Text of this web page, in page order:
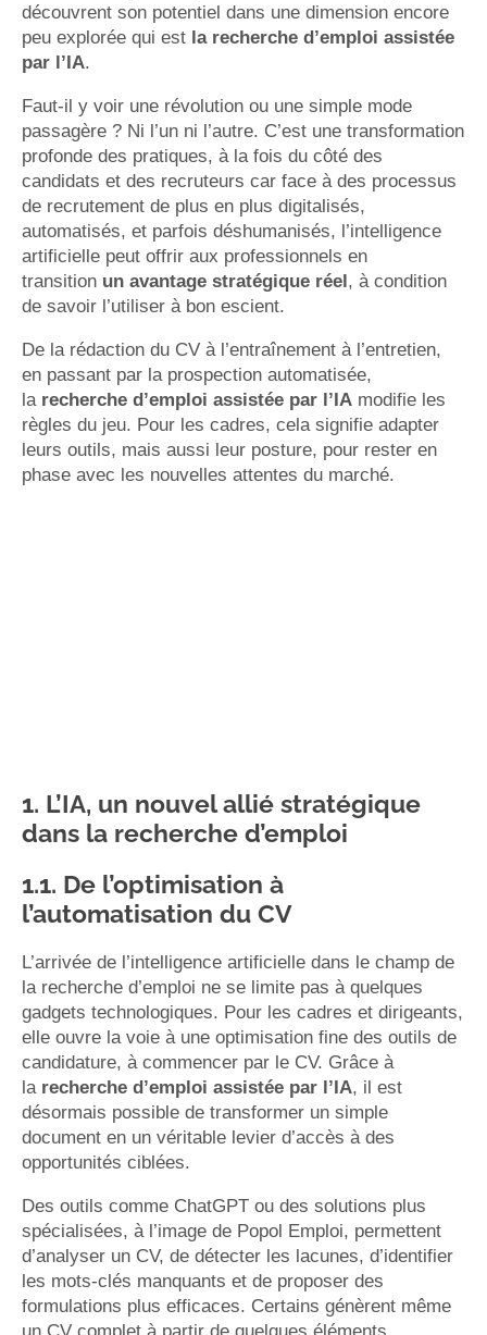
découvrent son potentiel dans une dimension encore
peu explorée qui est la recherche d’emploi assistée
par l’IA.
Faut-il y voir une révolution ou une simple mode
passagère ? Ni l’un ni l’autre. C’est une transformation
profonde des pratiques, à la fois du côté des
candidats et des recruteurs car face à des processus
de recrutement de plus en plus digitalisés,
automatisés, et parfois déshumanisés, l’intelligence
artificielle peut offrir aux professionnels en
transition un avantage stratégique réel, à condition
de savoir l’utiliser à bon escient.
De la rédaction du CV à l’entraînement à l’entretien,
en passant par la prospection automatisée,
la recherche d’emploi assistée par l’IA modifie les
règles du jeu. Pour les cadres, cela signifie adapter
leurs outils, mais aussi leur posture, pour rester en
phase avec les nouvelles attentes du marché.
1. L’IA, un nouvel allié stratégique
dans la recherche d’emploi
1.1. De l’optimisation à
l’automatisation du CV
L’arrivée de l’intelligence artificielle dans le champ de
la recherche d’emploi ne se limite pas à quelques
gadgets technologiques. Pour les cadres et dirigeants,
elle ouvre la voie à une optimisation fine des outils de
candidature, à commencer par le CV. Grâce à
la recherche d’emploi assistée par l’IA, il est
désormais possible de transformer un simple
document en un véritable levier d’accès à des
opportunités ciblées.
Des outils comme ChatGPT ou des solutions plus
spécialisées, à l’image de Popol Emploi, permettent
d’analyser un CV, de détecter les lacunes, d’identifier
les mots-clés manquants et de proposer des
formulations plus efficaces. Certains génèrent même
un CV complet à partir de quelques éléments